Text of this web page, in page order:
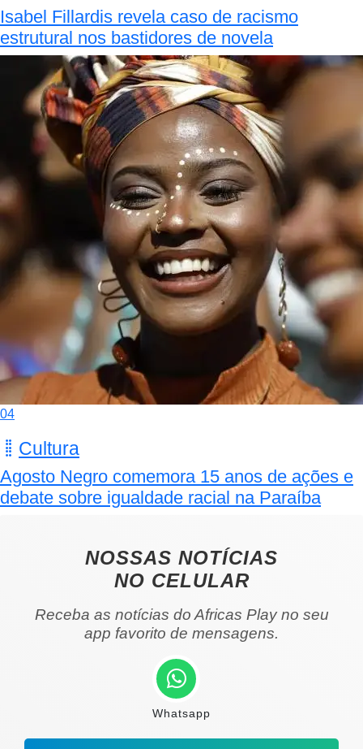
Isabel Fillardis revela caso de racismo
estrutural nos bastidores de novela
04
Cultura
Agosto Negro comemora 15 anos de ações e
debate sobre igualdade racial na Paraíba
NOSSAS NOTÍCIAS
NO CELULAR
Receba as notícias do Africas Play no seu
app favorito de mensagens.
Whatsapp